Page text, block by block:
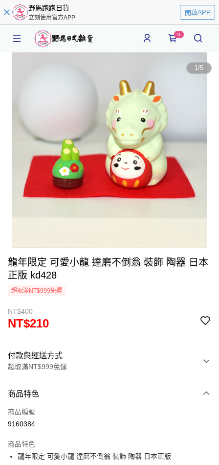
野馬跑跑日貨
立刻使用官方APP
開啟APP
0
1/5
龍年限定 可愛小龍 達磨不倒翁 裝飾 陶器 日本
正版 kd428
超取滿NT$999免運
NT$400
NT$210
付款與運送方式
超取滿NT$999免運
信用卡一次付款
信用卡分期付款
合作金庫商業銀行
華南商業銀行
彰化商業銀行
超商取貨付款
商品特色
商品編號
9160384
商品特色
龍年限定 可愛小龍 達磨不倒翁 裝飾 陶器 日本正版